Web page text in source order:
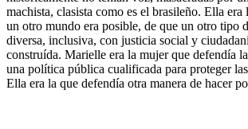
machista, clasista como es el brasileño. Ella era
un otro mundo era posible, de que un otro tipo
diversa, inclusiva, con justicia social y
construída. Marielle era la mujer que defendía
una política pública cualificada para proteger
Ella era la que defendía otra manera de hacer